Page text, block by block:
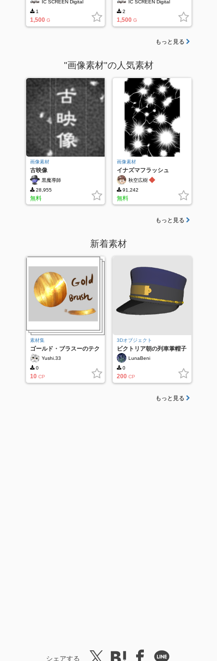
IC SCREEN Digital
1
1,500 G
IC SCREEN Digital
2
1,500 G
もっと見る
"画像素材"の人気素材
画像素材
古映像
黒魔導師
28,955
無料
画像素材
イナズマフラッシュ
秋空広樹 ◆
91,242
無料
もっと見る
新着素材
素材集
ゴールド・ブラスーのテク
スチャYushi.33
0
10 CP
3Dオブジェクト
ビクトリア朝の列車掌帽子
- カラーLunaBeni
0
200 CP
もっと見る
シェアする